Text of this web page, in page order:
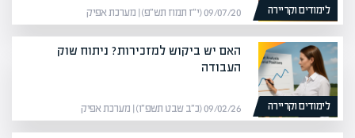
לימודים וקריירה 09/07/20 (י״ז תמוז תש״פ) | מערכת אפיק
לימודים וקריירה
האם יש ביקוש למזכירות? ניתוח שוק
העבודה
09/02/26 (כ״ב שבט תשפ״ו) | מערכת אפיק